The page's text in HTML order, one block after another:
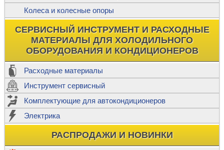
Колеса и колесные опоры
СЕРВИСНЫЙ ИНСТРУМЕНТ И РАСХОДНЫЕ
МАТЕРИАЛЫ ДЛЯ ХОЛОДИЛЬНОГО
ОБОРУДОВАНИЯ И КОНДИЦИОНЕРОВ
Расходные материалы
Инструмент сервисный
Комплектующие для автокондиционеров
Электрика
РАСПРОДАЖИ И НОВИНКИ